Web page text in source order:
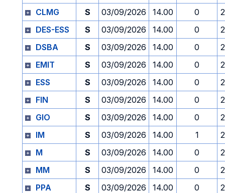
CLMG
S 03/09/2026 14.00 0
DES-ESS
S 03/09/2026 14.00 0
DSBA
S 03/09/2026 14.00 0
EMIT
S 03/09/2026 14.00 0
ESS
S 03/09/2026 14.00 0
FIN
S 03/09/2026 14.00 0
GIO
S 03/09/2026 14.00 0
IM
S 03/09/2026 14.00 1
M
S 03/09/2026 14.00 0
MM
S 03/09/2026 14.00 0
PPA
S 03/09/2026 14.00 0